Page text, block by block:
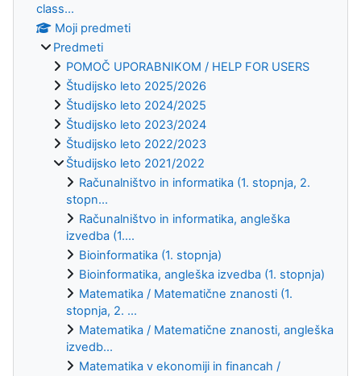
class...
Moji predmeti
Predmeti
POMOČ UPORABNIKOM / HELP FOR USERS
Študijsko leto 2025/2026
Študijsko leto 2024/2025
Študijsko leto 2023/2024
Študijsko leto 2022/2023
Študijsko leto 2021/2022
Računalništvo in informatika (1. stopnja, 2.
stopn...
Računalništvo in informatika, angleška
izvedba (1....
Bioinformatika (1. stopnja)
Bioinformatika, angleška izvedba (1. stopnja)
Matematika / Matematične znanosti (1.
stopnja, 2. ...
Matematika / Matematične znanosti, angleška
izvedb...
Matematika v ekonomiji in financah /